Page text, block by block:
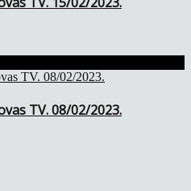
TV. 08/02/2023.